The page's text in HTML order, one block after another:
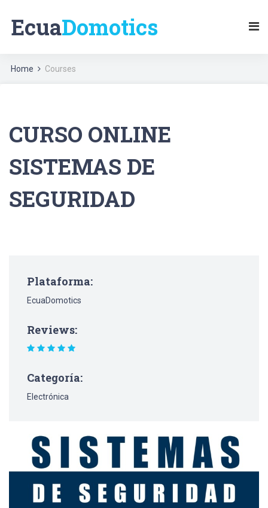
EcuaDomotics
Home Courses
CURSO ONLINE
SISTEMAS DE
SEGURIDAD
Plataforma:
EcuaDomotics
Reviews:
Categoría:
Electrónica